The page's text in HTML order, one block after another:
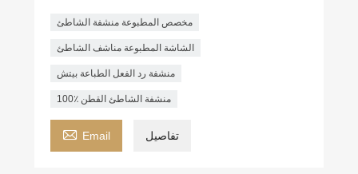
مخصص المطبوعة منشفة الشاطئ
الشاشة المطبوعة مناشف الشاطئ
منشفة رد الفعل الطباعة بيتش
100٪ منشفة الشاطئ القطن
 Email تفاصيل